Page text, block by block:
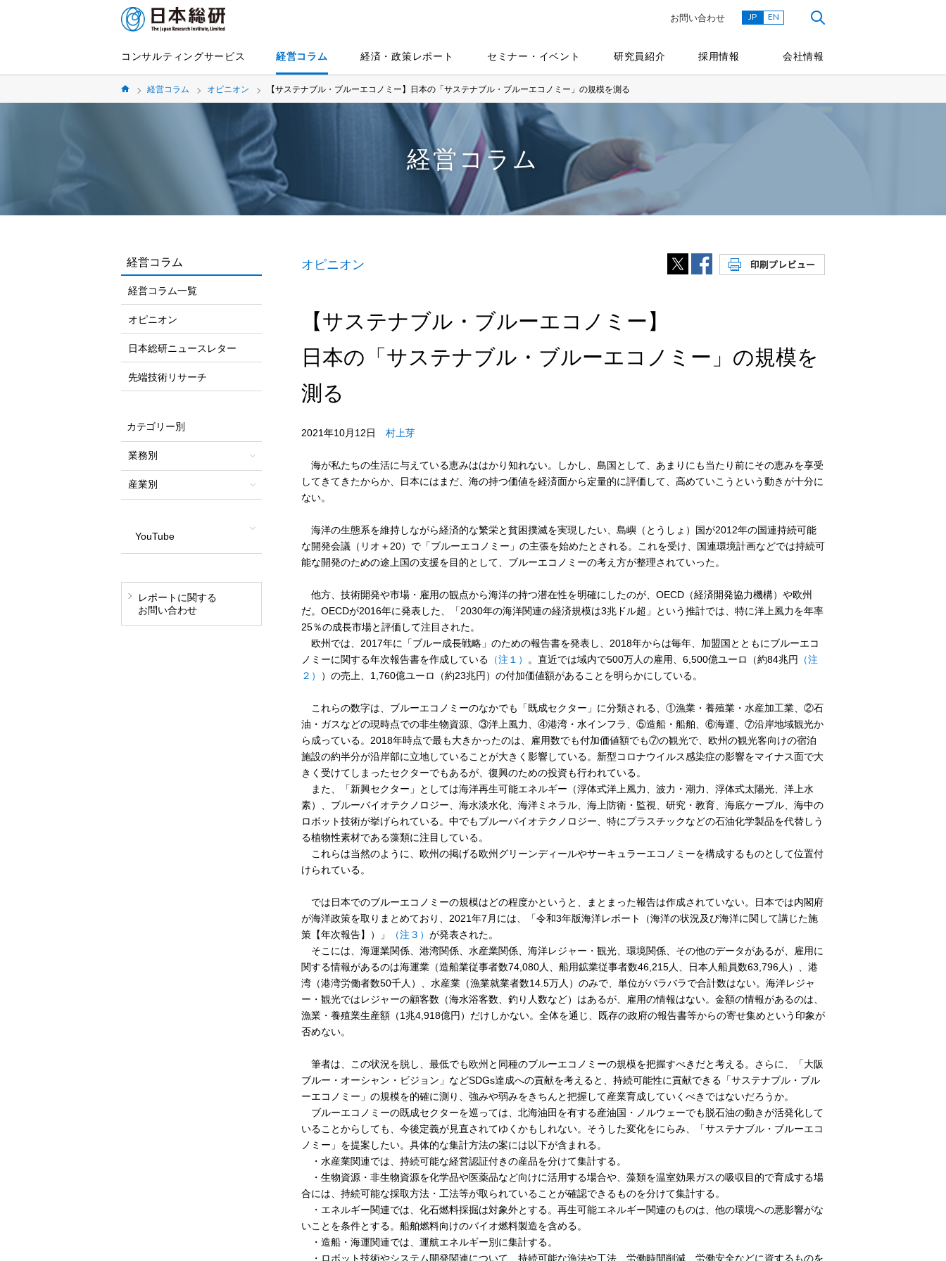
コンサルティングサービス 経営コラム 経済・政策レポート セミナー・イベント 研究員紹介 採用情報 会社情報
お問い合わせ JP EN
経営コラム オピニオン 【サステナブル・ブルーエコノミー】日本の「サステナブル・ブルーエコノミー」の規模を測る
経営コラム
オピニオン
【サステナブル・ブルーエコノミー】
日本の「サステナブル・ブルーエコノミー」の規模を
測る
2021年10月12日 村上芽
海が私たちの生活に与えている恵みははかり知れない。しかし、島国として、あまりにも当たり前にその恵みを享受
してきてきたからか、日本にはまだ、海の持つ価値を経済面から定量的に評価して、高めていこうという動きが十分に
ない。
海洋の生態系を維持しながら経済的な繁栄と貧困撲滅を実現したい、島嶼（とうしょ）国が2012年の国連持続可能
な開発会議（リオ＋20）で「ブルーエコノミー」の主張を始めたとされる。これを受け、国連環境計画などでは持続可
能な開発のための途上国の支援を目的として、ブルーエコノミーの考え方が整理されていった。
他方、技術開発や市場・雇用の観点から海洋の持つ潜在性を明確にしたのが、OECD（経済開発協力機構）や欧州
だ。OECDが2016年に発表した、「2030年の海洋関連の経済規模は3兆ドル超」という推計では、特に洋上風力を年率
25％の成長市場と評価して注目された。
欧州では、2017年に「ブルー成長戦略」のための報告書を発表し、2018年からは毎年、加盟国とともにブルーエコ
ノミーに関する年次報告書を作成している （注１） 。直近では域内で500万人の雇用、6,500億ユーロ（約84兆円 （注
２）
）の売上、1,760億ユーロ（約23兆円）の付加価値額があることを明らかにしている。
これらの数字は、ブルーエコノミーのなかでも「既成セクター」に分類される、①漁業・養殖業・水産加工業、②石
油・ガスなどの現時点での非生物資源、③洋上風力、④港湾・水インフラ、⑤造船・船舶、⑥海運、⑦沿岸地域観光か
ら成っている。2018年時点で最も大きかったのは、雇用数でも付加価値額でも⑦の観光で、欧州の観光客向けの宿泊
施設の約半分が沿岸部に立地していることが大きく影響している。新型コロナウイルス感染症の影響をマイナス面で大
きく受けてしまったセクターでもあるが、復興のための投資も行われている。
また、「新興セクター」としては海洋再生可能エネルギー（浮体式洋上風力、波力・潮力、浮体式太陽光、洋上水
素）、ブルーバイオテクノロジー、海水淡水化、海洋ミネラル、海上防衛・監視、研究・教育、海底ケーブル、海中の
ロボット技術が挙げられている。中でもブルーバイオテクノロジー、特にプラスチックなどの石油化学製品を代替しう
る植物性素材である藻類に注目している。
これらは当然のように、欧州の掲げる欧州グリーンディールやサーキュラーエコノミーを構成するものとして位置付
けられている。
では日本でのブルーエコノミーの規模はどの程度かというと、まとまった報告は作成されていない。日本では内閣府
が海洋政策を取りまとめており、2021年7月には、「令和3年版海洋レポート（海洋の状況及び海洋に関して講じた施
策【年次報告】）」
（注３） が発表された。
そこには、海運業関係、港湾関係、水産業関係、海洋レジャー・観光、環境関係、その他のデータがあるが、雇用に
関する情報があるのは海運業（造船業従事者数74,080人、船用鉱業従事者数46,215人、日本人船員数63,796人）、港
湾（港湾労働者数50千人）、水産業（漁業就業者数14.5万人）のみで、単位がバラバラで合計数はない。海洋レジャ
ー・観光ではレジャーの顧客数（海水浴客数、釣り人数など）はあるが、雇用の情報はない。金額の情報があるのは、
漁業・養殖業生産額（1兆4,918億円）だけしかない。全体を通じ、既存の政府の報告書等からの寄せ集めという印象が
否めない。
筆者は、この状況を脱し、最低でも欧州と同種のブルーエコノミーの規模を把握すべきだと考える。さらに、「大阪
ブルー・オーシャン・ビジョン」などSDGs達成への貢献を考えると、持続可能性に貢献できる「サステナブル・ブル
ーエコノミー」の規模を的確に測り、強みや弱みをきちんと把握して産業育成していくべきではないだろうか。
ブルーエコノミーの既成セクターを巡っては、北海油田を有する産油国・ノルウェーでも脱石油の動きが活発化して
いることからしても、今後定義が見直されてゆくかもしれない。そうした変化をにらみ、「サステナブル・ブルーエコ
ノミー」を提案したい。具体的な集計方法の案には以下が含まれる。
・水産業関連では、持続可能な経営認証付きの産品を分けて集計する。
・生物資源・非生物資源を化学品や医薬品など向けに活用する場合や、藻類を温室効果ガスの吸収目的で育成する場
合には、持続可能な採取方法・工法等が取られていることが確認できるものを分けて集計する。
・エネルギー関連では、化石燃料採掘は対象外とする。再生可能エネルギー関連のものは、他の環境への悪影響がな
いことを条件とする。船舶燃料向けのバイオ燃料製造を含める。
・造船・海運関連では、運航エネルギー別に集計する。
・ロボット技術やシステム開発関連について、持続可能な漁法や工法、労働時間削減、労働安全などに資するものを
経営コラム
経営コラム一覧
オピニオン
日本総研ニュースレター
先端技術リサーチ
カテゴリー別
業務別
産業別
YouTube
レポートに関する
お問い合わせ